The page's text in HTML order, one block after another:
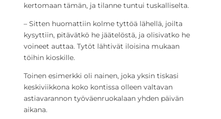
kertomaan tämän, ja tilanne tuntui tuskalliselta.
– Sitten huomattiin kolme tyttöä lähellä, joilta
kysyttiin, pitävätkö he jäätelöstä, ja olisivatko he
voineet auttaa. Tytöt lähtivät iloisina mukaan
töihin kioskille.
Toinen esimerkki oli nainen, joka yksin tiskasi
keskiviikkona koko kontissa olleen valtavan
astiavarannon työväenruokalaan yhden päivän
aikana.